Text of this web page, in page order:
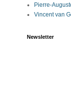
Pierre-
Vincent van
Newsletter